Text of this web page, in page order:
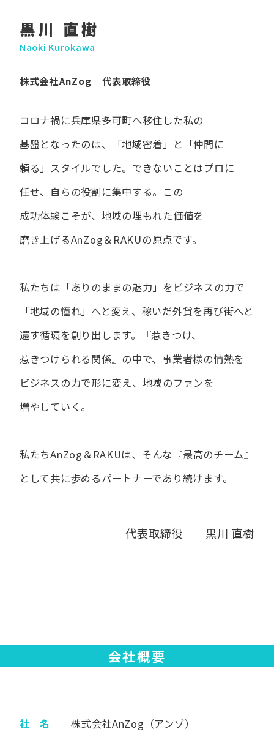
黒川 直樹
Naoki Kurokawa
株式会社AnZog 代表取締役
コロナ禍に​兵庫県多可町へ​移住した​私の​
基盤となったのは、
「地域密着」と​「仲間に​
頼る」スタイルでした。 できない​ことは​プロに​
任せ、​自らの​役割に​集中する。 この​
成功体験こそが、​地域の​埋もれた​価値を​
磨き上げる​AnZog＆RAKUの​原点です。
私たちは​「ありの​ままの​魅力」を​ビジネスの​力で​
「地域の​憧れ」へと​変え、 稼いだ外貨を​再び街へと​
還す循環を​創り出します。
『惹きつけ、​
惹きつけられる​関係』の​中で、​事業者様の​情熱を​
ビジネスの​力で​形に​変え、 地域の​ファンを​
増やしていく。
私たちAnZog＆RAKUは、​そんな​『最高の​チーム』
と​して共に​歩める​パートナーであり続けます。
代表取締役 黒川 直樹
会社概要
社 名
株式会社AnZog（アンゾ）